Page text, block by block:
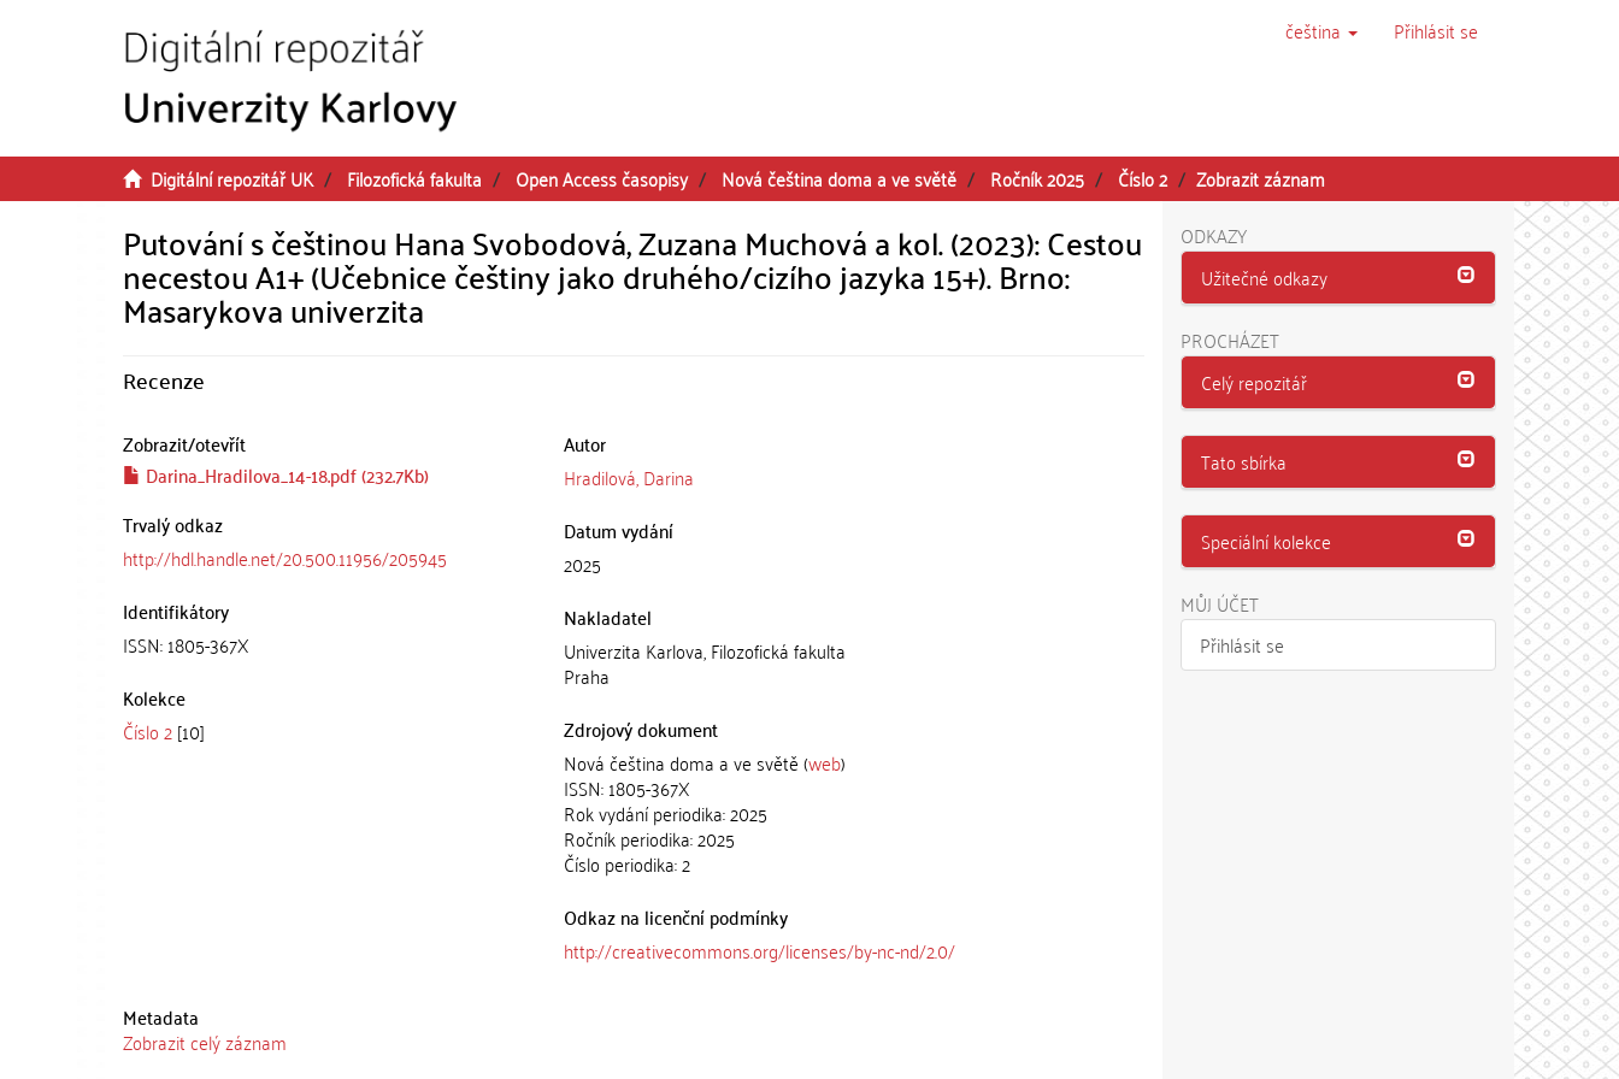
čeština Přihlásit se
Digitální repozitář UK Filozofická fakulta Open Access časopisy Nová čeština doma a ve světě Ročník 2025 Číslo 2 Zobrazit záznam
Putování s češtinou Hana Svobodová, Zuzana Muchová a kol. (2023): Cestou
necestou A1+ (Učebnice češtiny jako druhého/cizího jazyka 15+). Brno:
Masarykova univerzita
Recenze
Zobrazit/otevřít
Darina_Hradilova_14-18.pdf (232.7Kb)
Trvalý odkaz
http://hdl.handle.net/20.500.11956/205945
Identifikátory
ISSN: 1805-367X
Kolekce
Číslo 2[10]
Autor
Hradilová, Darina
Datum vydání
2025
Nakladatel
Univerzita Karlova, Filozofická fakulta
Praha
Zdrojový dokument
Nová čeština doma a ve světě (web)
ISSN: 1805-367X
Rok vydání periodika: 2025
Ročník periodika: 2025
Číslo periodika: 2
Odkaz na licenční podmínky
http://creativecommons.org/licenses/by-nc-nd/2.0/
Metadata
Zobrazit celý záznam
ODKAZY
Užitečné odkazy
PROCHÁZET
Celý repozitář
Tato sbírka
Speciální kolekce
MŮJ ÚČET
Přihlásit se